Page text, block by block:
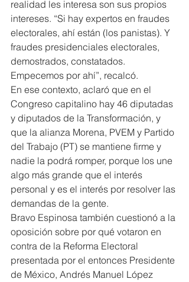
realidad les interesa son sus propios
intereses. “Si hay expertos en fraudes
electorales, ahí están (los panistas). Y
fraudes presidenciales electorales,
demostrados, constatados.
Empecemos por ahí”, recalcó.
En ese contexto, aclaró que en el
Congreso capitalino hay 46 diputadas
y diputados de la Transformación, y
que la alianza Morena, PVEM y Partido
del Trabajo (PT) se mantiene firme y
nadie la podrá romper, porque los une
algo más grande que el interés
personal y es el interés por resolver las
demandas de la gente.
Bravo Espinosa también cuestionó a la
oposición sobre por qué votaron en
contra de la Reforma Electoral
presentada por el entonces Presidente
de México, Andrés Manuel López